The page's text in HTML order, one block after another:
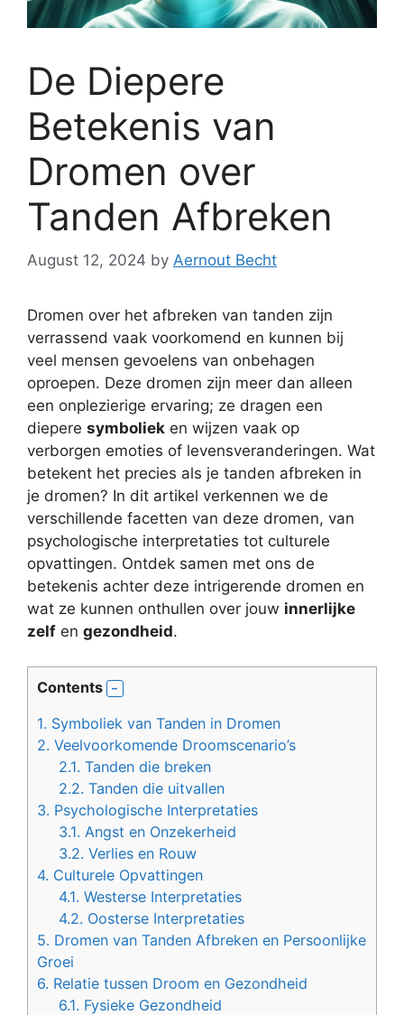
De Diepere
Betekenis van
Dromen over
Tanden Afbreken
August 12, 2024 by Aernout Becht
Dromen over het afbreken van tanden zijn
verrassend vaak voorkomend en kunnen bij
veel mensen gevoelens van onbehagen
oproepen. Deze dromen zijn meer dan alleen
een onplezierige ervaring; ze dragen een
diepere symboliek en wijzen vaak op
verborgen emoties of levensveranderingen. Wat
betekent het precies als je tanden afbreken in
je dromen? In dit artikel verkennen we de
verschillende facetten van deze dromen, van
psychologische interpretaties tot culturele
opvattingen. Ontdek samen met ons de
betekenis achter deze intrigerende dromen en
wat ze kunnen onthullen over jouw innerlijke
zelf en gezondheid.
Contents
1. Symboliek van Tanden in Dromen
2. Veelvoorkomende Droomscenario’s
2.1. Tanden die breken
2.2. Tanden die uitvallen
3. Psychologische Interpretaties
3.1. Angst en Onzekerheid
3.2. Verlies en Rouw
4. Culturele Opvattingen
4.1. Westerse Interpretaties
4.2. Oosterse Interpretaties
5. Dromen van Tanden Afbreken en Persoonlijke
Groei
6. Relatie tussen Droom en Gezondheid
6.1. Fysieke Gezondheid